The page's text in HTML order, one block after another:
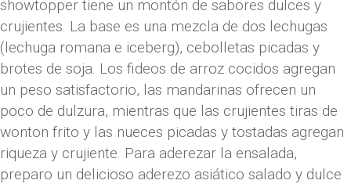
showtopper tiene un montón de sabores dulces y
crujientes. La base es una mezcla de dos lechugas
(lechuga romana e iceberg), cebolletas picadas y
brotes de soja. Los fideos de arroz cocidos agregan
un peso satisfactorio, las mandarinas ofrecen un
poco de dulzura, mientras que las crujientes tiras de
wonton frito y las nueces picadas y tostadas agregan
riqueza y crujiente. Para aderezar la ensalada,
preparo un delicioso aderezo asiático salado y dulce